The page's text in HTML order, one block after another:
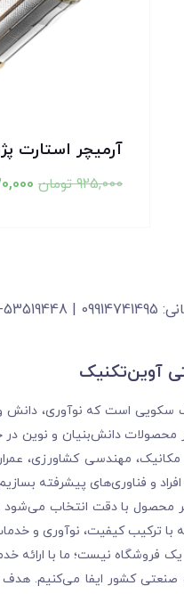
آرمیچر استارت پژو ۲۰۶
925,000 تومان
031
آوین‌تکنیک
است که نوآوری، دانش و
دانش‌بنیان و نوین در
مهندسی کشاورزی،
و فناوری‌های پیشرفته
با دقت انتخاب می‌شود تا
با ترکیب کیفیت، نوآوری و
فروشگاه نیست؛ ما با ارائه
کشور ایفا می‌کنیم. هدف